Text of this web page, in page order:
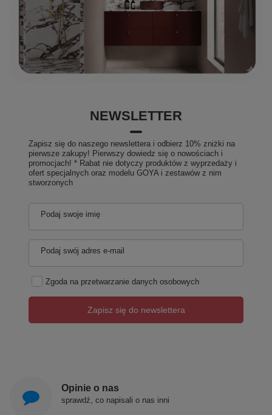
NEWSLETTER
Zapisz się do naszego newslettera i odbierz 10% zniżki na
pierwsze zakupy! Pierwszy dowiedz się o nowościach i
promocjach! * Rabat nie dotyczy produktów z wyprzedaży i
ofert specjalnych oraz modelu GOYA i zestawów z nim
stworzonych
Podaj swoje imię
Podaj swój adres e-mail
Zgoda na przetwarzanie danych osobowych
Zapisz się do newslettera
Opinie o nas
sprawdź, co napisali o nas inni